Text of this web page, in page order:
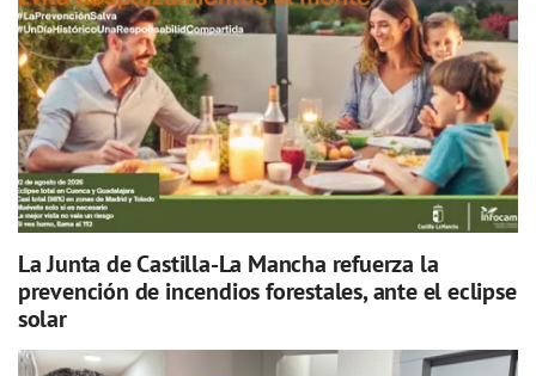
La Junta de Castilla-La Mancha refuerza la
prevención de incendios forestales, ante el eclipse
solar